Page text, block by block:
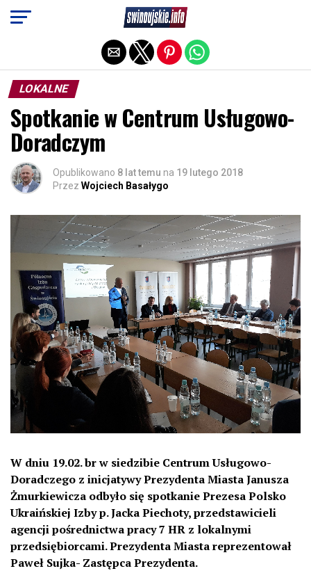
LOKALNE
Spotkanie w Centrum Usługowo-
Doradczym
Opublikowano 8 lat temu na 19 lutego 2018
Przez Wojciech Basałygo
W dniu 19.02. br w siedzibie Centrum Usługowo-
Doradczego z inicjatywy Prezydenta Miasta Janusza
Żmurkiewicza odbyło się spotkanie Prezesa Polsko
Ukraińskiej Izby p. Jacka Piechoty, przedstawicieli
agencji pośrednictwa pracy 7 HR z lokalnymi
przedsiębiorcami. Prezydenta Miasta reprezentował
Paweł Sujka- Zastępca Prezydenta.
Exit mobile version